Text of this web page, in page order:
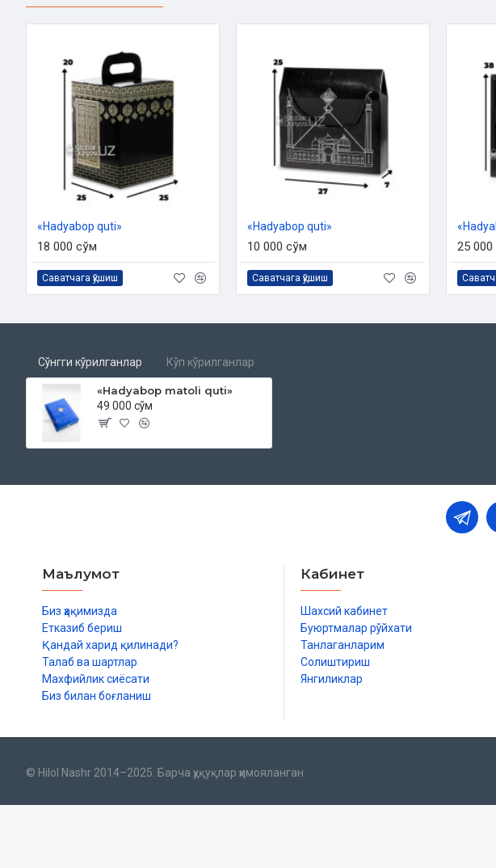
«Hadyabop quti»
18 000 сўм
Саватчага қўшиш
«Hadyabop quti»
10 000 сўм
Саватчага қўшиш
25 000
Сўнгги кўрилганлар Кўп кўрилганлар
«Hadyabop matoli quti»
49 000 сўм
Маълумот
Биз ҳақимизда
Етказиб бериш
Қандай харид қилинади?
Талаб ва шартлар
Махфийлик сиёсати
Биз билан боғланиш
Кабинет
Шахсий кабинет
Буюртмалар рўйхати
Танлаганларим
Солиштириш
Янгиликлар
© Hilol Nashr 2014–2025. Барча ҳуқуқлар ҳимояланган